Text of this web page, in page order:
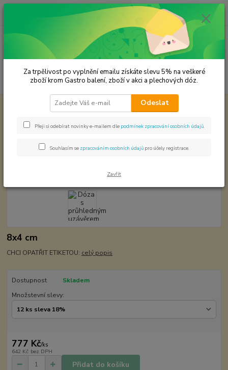
Menu
Hledat
ks
za 0,00 Kč
Plechové dózy - kořenky
Dóza s průhledným uzávěrem - obsah 90
obsah 90 ml.
8x4 cm
CHCI OPATŘIT ETIKETOU: celý popis
Dostupnost
Skladem
Množstevní slevy:
777 Kč/ks
642 Kč bez DPH
Přidat do košíku
Za trpělivost po vyplnění emailu získáte slevu 5% na veškeré
zboží krom Gastro balení, zboží v akci a plechových dóz.
Odeslat
Přeji si odebírat novinky e-mailem dle podmínek zpracování osobních údajů
Souhlasím se zpracováním osobních údajů pro účely registrace.
Zavřít